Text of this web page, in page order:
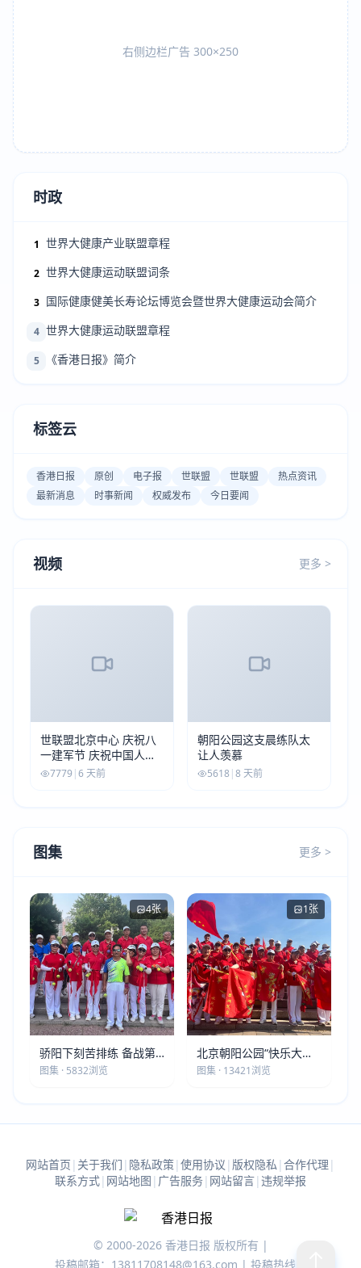
右侧边栏广告 300×250
时政
1 世界大健康产业联盟章程
2 世界大健康运动联盟词条
3 国际健康健美长寿论坛博览会暨世界大健康运动会简介
4 世界大健康运动联盟章程
5 《香港日报》简介
标签云
香港日报 原创 电子报 世联盟 世联盟
热点资讯
最新消息
时事新闻 权威发布 今日要闻
视频 更多 >
世联盟北京中心 庆祝八
一建军节 庆祝中国人民
解放军建军99周年
7779 |6 天前
朝阳公园这支晨练队太
让人羡慕
5618|8 天前
图集 更多 >
4张
骄阳下刻苦排练 备战第
五届莫斯科世界大健康运
图集 · 5832浏览
1张
北京朝阳公园“快乐大本
营”建党105周年庆祝活动
图集 · 13421浏览
网站首页 | 关于我们 | 隐私政策| 使用协议 | 版权隐私 | 合作代理 |
联系方式| 网站地图 | 广告服务| 网站留言| 违规举报
© 2000-2026 香港日报 版权所有 |
投稿邮箱：13811708148@163.com | 投稿热线：